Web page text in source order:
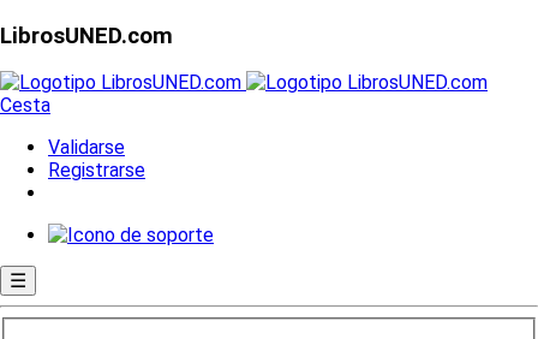
LibrosUNED.com
Cesta
Validarse
Registrarse
☰